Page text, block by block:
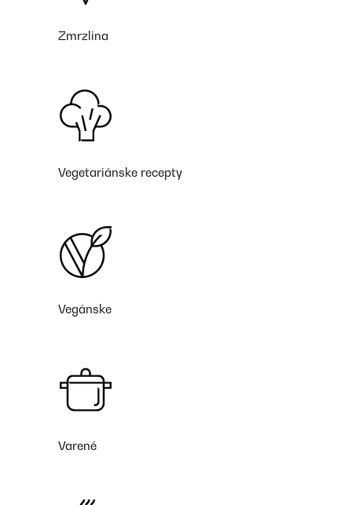
Zmrzlina
Vegetariánske recepty
Vegánske
Varené